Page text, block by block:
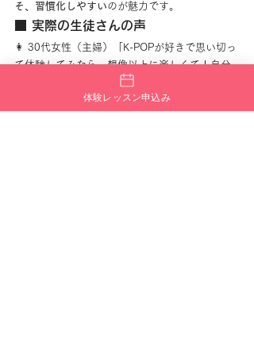
そ、習慣化しやすいのが魅力です。
■ 実際の生徒さんの声
👩 30代女性（主婦）「K-POPが好きで思い切っ
て体験してみたら、想像以上に楽しくて！自分
の時間ができて気持ちにも余裕が出てきまし
体験レッスン申込み